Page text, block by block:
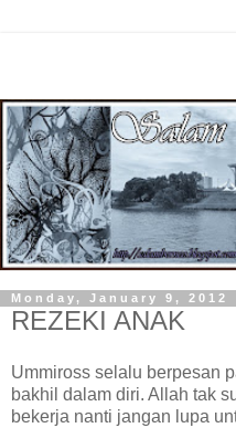
Monday, January 9, 2012
REZEKI ANAK
Ummiross selalu berpesan
bakhil dalam diri. Allah tak
bekerja nanti jangan lupa